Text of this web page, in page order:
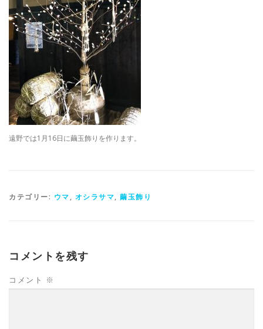
遠野では1月16日に繭玉飾りを作ります。
カテゴリー: ウマ, オシラサマ, 繭玉飾り
コメントを残す
コメント ※